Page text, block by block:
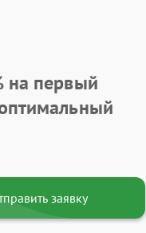
на первый
заявку